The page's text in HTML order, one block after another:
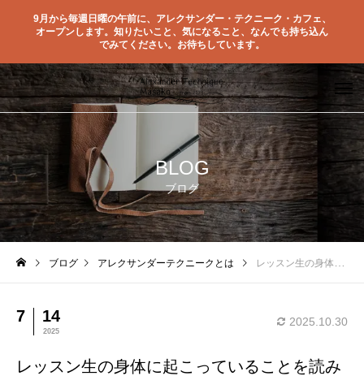
9月から毎週日曜の午前に、アレクサンダー・テクニーク・カフェ、
オープンします。知りたいこと、気になること、なんでも持ち込ん
でみてください。お待ちしています。
BLOG
ブログ
ブログ アレクサンダーテクニークとは レッスン生の身体に起こっていることを読み取る
7 14
2025
2025.10.30
レッスン生の身体に起こっていることを読み